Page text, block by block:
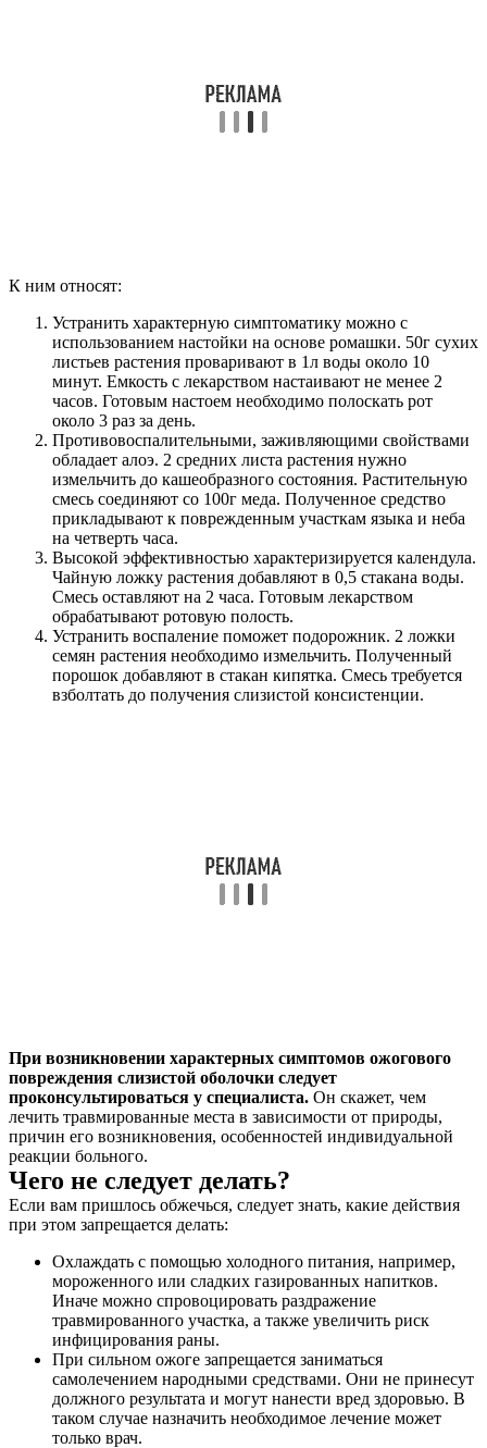
К ним относят:
Устранить характерную симптоматику можно с
использованием настойки на основе ромашки. 50г сухих
листьев растения проваривают в 1л воды около 10
минут. Емкость с лекарством настаивают не менее 2
часов. Готовым настоем необходимо полоскать рот
около 3 раз за день.
Противовоспалительными, заживляющими свойствами
обладает алоэ. 2 средних листа растения нужно
измельчить до кашеобразного состояния. Растительную
смесь соединяют со 100г меда. Полученное средство
прикладывают к поврежденным участкам языка и неба
на четверть часа.
Высокой эффективностью характеризируется календула.
Чайную ложку растения добавляют в 0,5 стакана воды.
Смесь оставляют на 2 часа. Готовым лекарством
обрабатывают ротовую полость.
Устранить воспаление поможет подорожник. 2 ложки
семян растения необходимо измельчить. Полученный
порошок добавляют в стакан кипятка. Смесь требуется
взболтать до получения слизистой консистенции.
При возникновении характерных симптомов ожогового
повреждения слизистой оболочки следует
проконсультироваться у специалиста. Он скажет, чем
лечить травмированные места в зависимости от природы,
причин его возникновения, особенностей индивидуальной
реакции больного.
Чего не следует делать?
Если вам пришлось обжечься, следует знать, какие действия
при этом запрещается делать:
Охлаждать с помощью холодного питания, например,
мороженного или сладких газированных напитков.
Иначе можно спровоцировать раздражение
травмированного участка, а также увеличить риск
инфицирования раны.
При сильном ожоге запрещается заниматься
самолечением народными средствами. Они не принесут
должного результата и могут нанести вред здоровью. В
таком случае назначить необходимое лечение может
только врач.